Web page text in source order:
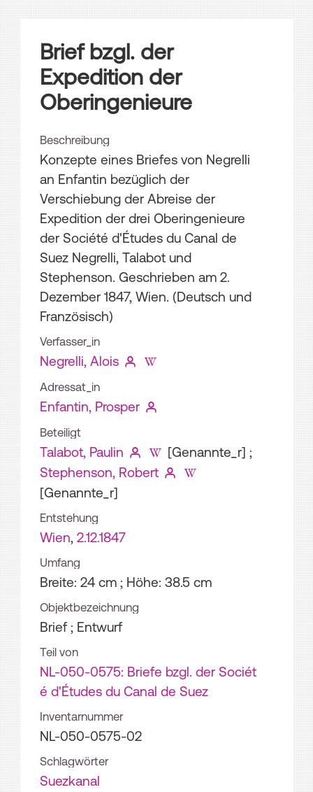
Brief bzgl. der
Expedition der
Oberingenieure
Beschreibung
Konzepte eines Briefes von Negrelli
an Enfantin bezüglich der
Verschiebung der Abreise der
Expedition der drei Oberingenieure
der Société d'Études du Canal de
Suez Negrelli, Talabot und
Stephenson. Geschrieben am 2.
Dezember 1847, Wien. (Deutsch und
Französisch)
Verfasser_in
Negrelli, Alois
Adressat_in
Enfantin, Prosper
Beteiligt
Talabot, Paulin [Genannte_r] ;
Stephenson, Robert
[Genannte_r]
Entstehung
Wien, 2.12.1847
Umfang
Breite: 24 cm ; Höhe: 38.5 cm
Objektbezeichnung
Brief ; Entwurf
Teil von
NL-050-0575: Briefe bzgl. der Sociét
é d'Études du Canal de Suez
Inventarnummer
NL-050-0575-02
Schlagwörter
Suezkanal